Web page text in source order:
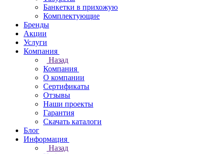
Банкетки в прихожую
Комплектующие
Бренды
Акции
Услуги
Компания
Назад
Компания
О компании
Сертификаты
Отзывы
Наши проекты
Гарантия
Скачать каталоги
Блог
Информация
Назад